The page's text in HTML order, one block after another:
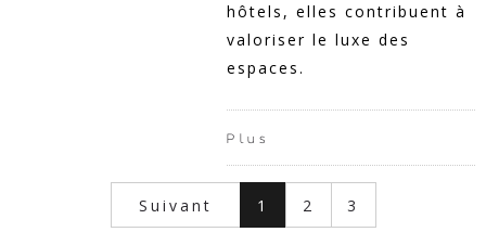
hôtels, elles contribuent à
valoriser le luxe des
espaces.
Plus
Suivant 1 2 3